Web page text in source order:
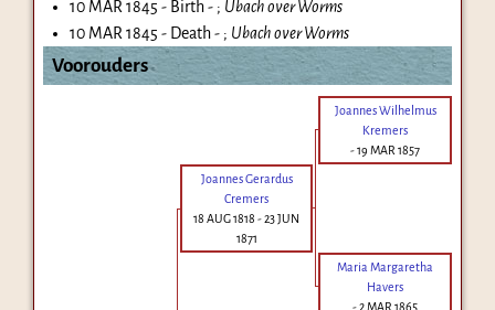
10 MAR 1845 - Birth - ; Ubach over Worms
10 MAR 1845 - Death - ; Ubach over Worms
Voorouders
Joannes Wilhelmus
Kremers
-19 MAR 1857
Joannes Gerardus
Cremers
18 AUG 1818 -23 JUN
1871
Maria Margaretha
Havers
-2 MAR 1865